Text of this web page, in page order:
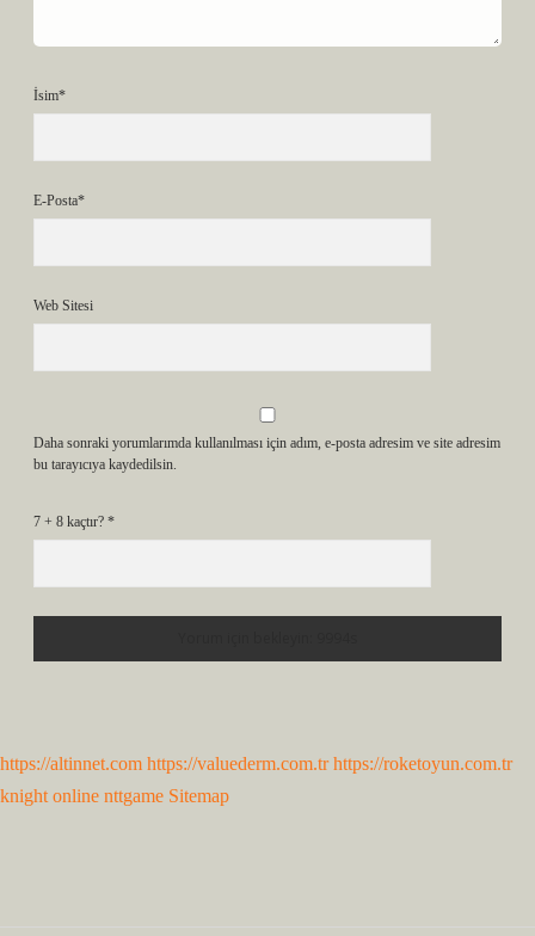
İsim*
E-Posta*
Web Sitesi
Daha sonraki yorumlarımda kullanılması için adım, e-posta adresim ve site adresim
bu tarayıcıya kaydedilsin.
7 + 8 kaçtır? *
https://altinnet.com https://valuederm.com.tr https://roketoyun.com.tr
knight online nttgame Sitemap